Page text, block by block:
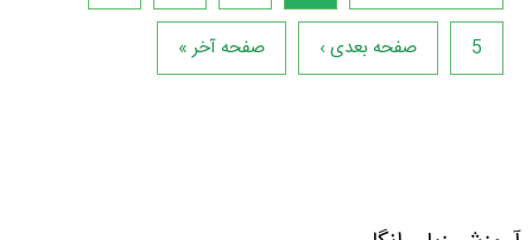
5 صفحه بعدی › صفحه آخر »